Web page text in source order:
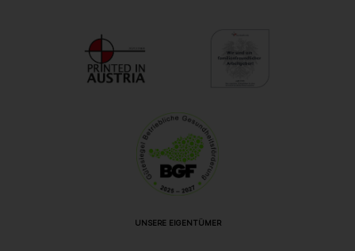
UNSERE EIGENTÜMER